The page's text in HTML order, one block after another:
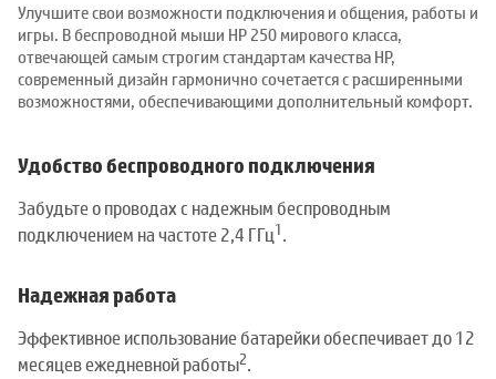
Улучшите свои возможности подключения и общения, работы и
игры. В беспроводной мыши HP 250 мирового класса,
отвечающей самым строгим стандартам качества HP,
современный дизайн гармонично сочетается с расширенными
возможностями, обеспечивающими дополнительный комфорт.
Удобство беспроводного подключения
Забудьте о проводах с надежным беспроводным
подключением на частоте 2,4 ГГц1.
Надежная работа
Эффективное использование батарейки обеспечивает до 12
месяцев ежедневной работы2.